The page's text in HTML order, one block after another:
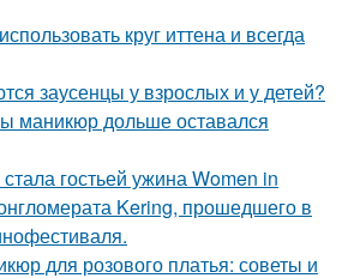
круг иттена и всегда
заусенцы у взрослых и у детей?
маникюр дольше оставался
гостьей ужина Women in
Kering, прошедшего в
для розового платья: советы и